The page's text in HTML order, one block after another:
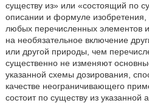
существу из» или «состоящий по
описании и формуле
любых перечисленных элементов
на необязательное включение
или другой природы, чем
существенно не изменяют
указанной схемы дозирования,
качестве неограничивающего
состоит по существу из указанной